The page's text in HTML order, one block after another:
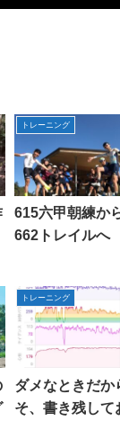
トレーニング
615六甲朝練か
662トレイルへ
トレーニング
ダメなときだか
そ、書き残して